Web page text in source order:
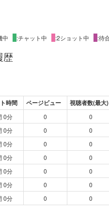
中 :チャット中 :2ショット中 :待
歴
時間 ページビュー 視聴者数(最大)
0分 0 0
0分 0 0
0分 0 0
0分 0 0
0分 0 0
0分 0 0
0分 0 0